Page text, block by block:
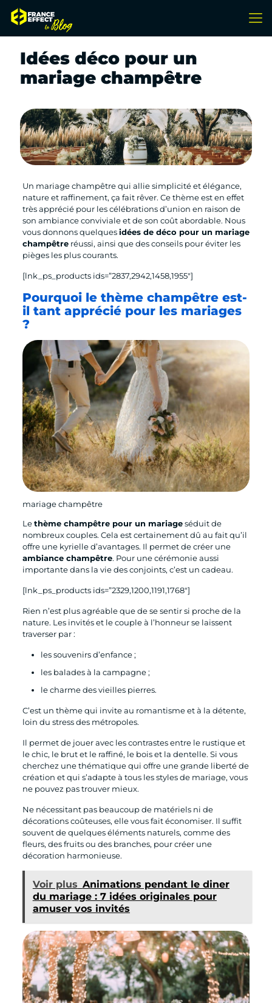
Idées déco pour un
mariage champêtre
Un mariage champêtre qui allie simplicité et élégance,
nature et raffinement, ça fait rêver. Ce thème est en effet
très apprécié pour les célébrations d’union en raison de
son ambiance conviviale et de son coût abordable. Nous
vous donnons quelquesidées de déco pour un mariage
champêtreréussi, ainsi que des conseils pour éviter les
pièges les plus courants.
[lnk_ps_products ids=”2837,2942,1458,1955″]
Pourquoi le thème champêtre est-
il tant apprécié pour les mariages
?
mariage champêtre
Lethème champêtre pour un mariageséduit de
nombreux couples. Cela est certainement dû au fait qu’il
offre une kyrielle d’avantages. Il permet de créer une
ambiance champêtre. Pour une cérémonie aussi
importante dans la vie des conjoints, c’est un cadeau.
[lnk_ps_products ids=”2329,1200,1191,1768″]
Rien n’est plus agréable que de se sentir si proche de la
nature. Les invités et le couple à l’honneur se laissent
traverser par :
les souvenirs d’enfance ;
les balades à la campagne ;
le charme des vieilles pierres.
C’est un thème qui invite au romantisme et à la détente,
loin du stress des métropoles.
Il permet de jouer avec les contrastes entre le rustique et
le chic, le brut et le raffiné, le bois et la dentelle. Si vous
cherchez une thématique qui offre une grande liberté de
création et qui s’adapte à tous les styles de mariage, vous
ne pouvez pas trouver mieux.
Ne nécessitant pas beaucoup de matériels ni de
décorations coûteuses, elle vous fait économiser. Il suffit
souvent de quelques éléments naturels, comme des
fleurs, des fruits ou des branches, pour créer une
décoration harmonieuse.
Voir plus Animations pendant le diner
du mariage : 7 idées originales pour
amuser vos invités